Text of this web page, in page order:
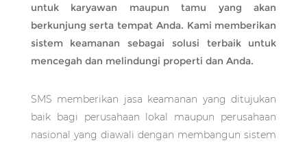
untuk karyawan maupun tamu yang akan
berkunjung serta tempat Anda. Kami memberikan
sistem keamanan sebagai solusi terbaik untuk
mencegah dan melindungi properti dan Anda.
SMS memberikan jasa keamanan yang ditujukan
baik bagi perusahaan lokal maupun perusahaan
nasional yang diawali dengan membangun sistem